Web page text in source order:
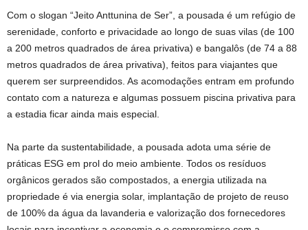
Com o slogan “Jeito Anttunina de Ser”, a pousada é um refúgio de
serenidade, conforto e privacidade ao longo de suas vilas (de 100
a 200 metros quadrados de área privativa) e bangalôs (de 74 a 88
metros quadrados de área privativa), feitos para viajantes que
querem ser surpreendidos. As acomodações entram em profundo
contato com a natureza e algumas possuem piscina privativa para
a estadia ficar ainda mais especial.
Na parte da sustentabilidade, a pousada adota uma série de
práticas ESG em prol do meio ambiente. Todos os resíduos
orgânicos gerados são compostados, a energia utilizada na
propriedade é via energia solar, implantação de projeto de reuso
de 100% da água da lavanderia e valorização dos fornecedores